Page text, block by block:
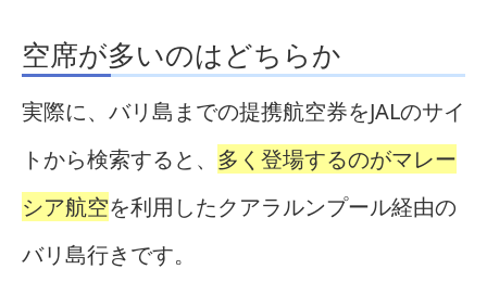
空席が多いのはどちらか
実際に、バリ島までの提携航空券をJALのサイ
トから検索すると、 多く登場するのがマレー
シア航空を利用したクアラルンプール経由の
バリ島行きです。